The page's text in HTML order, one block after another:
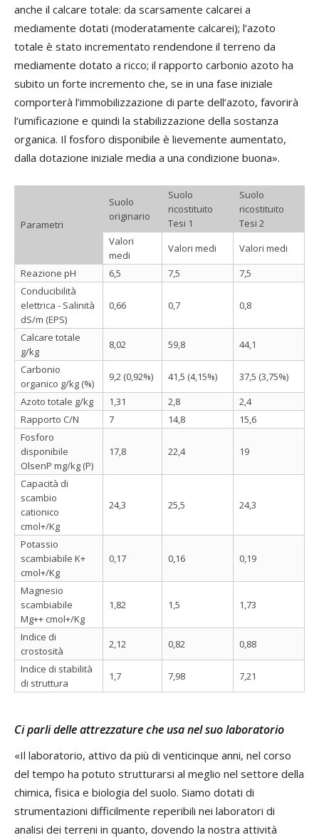
anche il calcare totale: da scarsamente calcarei a
mediamente dotati (moderatamente calcarei); l’azoto
totale è stato incrementato rendendone il terreno da
mediamente dotato a ricco; il rapporto carbonio azoto ha
subito un forte incremento che, se in una fase iniziale
comporterà l’immobilizzazione di parte dell’azoto, favorirà
l’umificazione e quindi la stabilizzazione della sostanza
organica. Il fosforo disponibile è lievemente aumentato,
dalla dotazione iniziale media a una condizione buona».
Parametri
Suolo
originario
Suolo
ricostituito
Tesi 1
Suolo
ricostituito
Tesi 2
Valori
medi
Valori medi
Valori medi
Reazione pH
6,5 7,5
7,5
Conducibilità
elettrica - Salinità
dS/m (EPS)
0,66 0,7 0,8
Calcare totale
g/kg
8,02 59,8
44,1
Carbonio
organico g/kg (%)
9,2 (0,92%) 41,5 (4,15%)
37,5 (3,75%)
Azoto totale g/kg
1,31 2,8
2,4
Rapporto C/N
7 14,8
15,6
Fosforo
disponibile
OlsenP mg/kg (P)
17,8 22,4 19
Capacità di
scambio
cationico
cmol+/Kg
24,3 25,5 24,3
Potassio
scambiabile K+
cmol+/Kg
0,17 0,16 0,19
Magnesio
scambiabile
Mg++ cmol+/Kg
1,82 1,5 1,73
Indice di
crostosità
2,12 0,82
0,88
Indice di stabilità
di struttura
1,7 7,98 7,21
Ci parli delle attrezzature che usa nel suo laboratorio
«Il laboratorio, attivo da più di venticinque anni, nel corso
del tempo ha potuto strutturarsi al meglio nel settore della
chimica, fisica e biologia del suolo. Siamo dotati di
strumentazioni difficilmente reperibili nei laboratori di
analisi dei terreni in quanto, dovendo la nostra attività